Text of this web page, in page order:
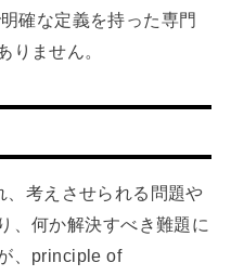
確な定義を持った専門
りません。
、考えさせられる問題や
、何か解決すべき難題に
、principle of